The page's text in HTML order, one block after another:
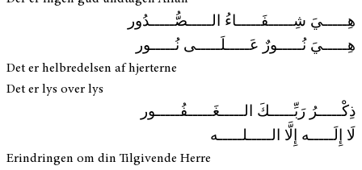
هِـــــيَ شِـــــفَـــــاءُ الـــــصُّـــــدُور
هِـــــيَ نُـــــورٌ عَـــــلَـــــى نُـــــور
Det er helbredelsen af hjerterne
Det er lys over lys
ذِكْـــــرُ رَبِّـــــكَ الـــــغَـــــفُـــــور
لَا إِلَـــــه إِلَّا الـــــلـــــه
Erindringen om din Tilgivende Herre